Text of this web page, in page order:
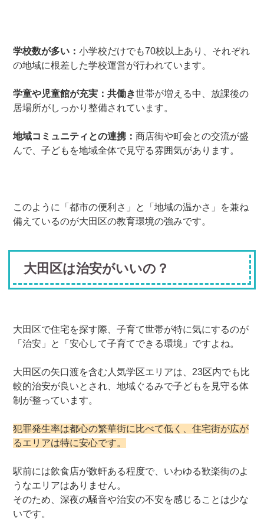
学校数が多い：小学校だけでも70校以上あり、それぞれ
の地域に根差した学校運営が行われています。
学童や児童館が充実：共働き世帯が増える中、放課後の
居場所がしっかり整備されています。
地域コミュニティとの連携：商店街や町会との交流が盛
んで、子どもを地域全体で見守る雰囲気があります。
このように「都市の便利さ」と「地域の温かさ」を兼ね
備えているのが大田区の教育環境の強みです。
大田区は治安がいいの？
大田区で住宅を探す際、子育て世帯が特に気にするのが
「治安」と「安心して子育てできる環境」ですよね。
大田区の矢口渡を含む人気学区エリアは、23区内でも比
較的治安が良いとされ、地域ぐるみで子どもを見守る体
制が整っています。
犯罪発生率は都心の繁華街に比べて低く、住宅街が広が
るエリアは特に安心です。
駅前には飲食店が数軒ある程度で、いわゆる歓楽街のよ
うなエリアはありません。
そのため、深夜の騒音や治安の不安を感じることは少な
いです。